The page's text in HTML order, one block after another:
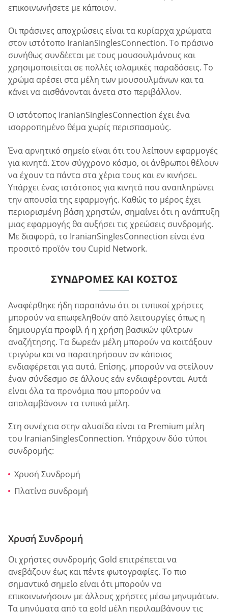
επικοινωνήσετε με κάποιον.
Οι πράσινες αποχρώσεις είναι τα κυρίαρχα χρώματα
στον ιστότοπο IranianSinglesConnection. Το πράσινο
συνήθως συνδέεται με τους μουσουλμάνους και
χρησιμοποιείται σε πολλές ισλαμικές παραδόσεις. Το
χρώμα αρέσει στα μέλη των μουσουλμάνων και τα
κάνει να αισθάνονται άνετα στο περιβάλλον.
Ο ιστότοπος IranianSinglesConnection έχει ένα
ισορροπημένο θέμα χωρίς περισπασμούς.
Ένα αρνητικό σημείο είναι ότι του λείπουν εφαρμογές
για κινητά. Στον σύγχρονο κόσμο, οι άνθρωποι θέλουν
να έχουν τα πάντα στα χέρια τους και εν κινήσει.
Υπάρχει ένας ιστότοπος για κινητά που αναπληρώνει
την απουσία της εφαρμογής. Καθώς το μέρος έχει
περιορισμένη βάση χρηστών, σημαίνει ότι η ανάπτυξη
μιας εφαρμογής θα αυξήσει τις χρεώσεις συνδρομής.
Με διαφορά, το IranianSinglesConnection είναι ένα
προσιτό προϊόν του Cupid Network.
ΣΥΝΔΡΟΜΈΣ ΚΑΙ ΚΌΣΤΟΣ
Αναφέρθηκε ήδη παραπάνω ότι οι τυπικοί χρήστες
μπορούν να επωφεληθούν από λειτουργίες όπως η
δημιουργία προφίλ ή η χρήση βασικών φίλτρων
αναζήτησης. Τα δωρεάν μέλη μπορούν να κοιτάξουν
τριγύρω και να παρατηρήσουν αν κάποιος
ενδιαφέρεται για αυτά. Επίσης, μπορούν να στείλουν
έναν σύνδεσμο σε άλλους εάν ενδιαφέρονται. Αυτά
είναι όλα τα προνόμια που μπορούν να
απολαμβάνουν τα τυπικά μέλη.
Στη συνέχεια στην αλυσίδα είναι τα Premium μέλη
του IranianSinglesConnection. Υπάρχουν δύο τύποι
συνδρομής:
Χρυσή Συνδρομή
Πλατίνα συνδρομή
Χρυσή Συνδρομή
Οι χρήστες συνδρομής Gold επιτρέπεται να
ανεβάζουν έως και πέντε φωτογραφίες. Το πιο
σημαντικό σημείο είναι ότι μπορούν να
επικοινωνήσουν με άλλους χρήστες μέσω μηνυμάτων.
Τα μηνύματα από τα gold μέλη περιλαμβάνουν τις